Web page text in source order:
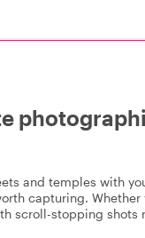
and temples with
capturing. Whether
scroll-stopping shots